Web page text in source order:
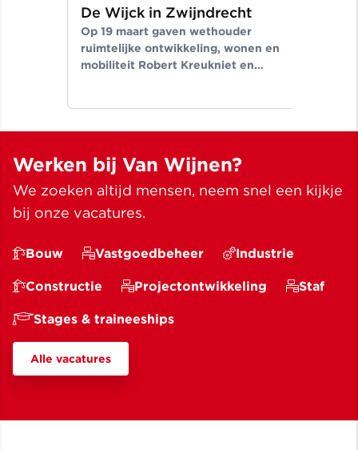
De Wijck in Zwijndrecht
Op 19 maart gaven wethouder
ruimtelijke ontwikkeling, wonen en
mobiliteit Robert Kreukniet en
Werken bij Van Wijnen?
We zoeken altijd mensen, neem snel een kijkje
bij onze vacatures.
Bouw Vastgoedbeheer Industrie
Constructie Projectontwikkeling Staf
Stages & traineeships
Alle vacatures